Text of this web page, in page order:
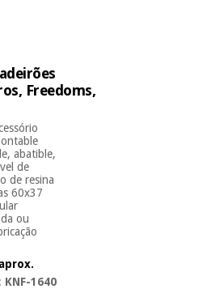
Freedoms,
abatible,
de
de resina
60x37
ou
KNF-1640